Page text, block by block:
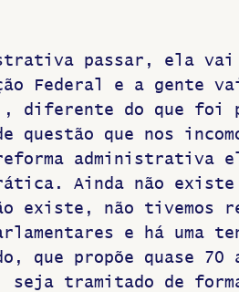
passar, ela
Federal e a gente
diferente do que foi
questão que nos
administrativa
Ainda não existe
existe, não tivemos
e há uma
que propõe quase 70
tramitado de